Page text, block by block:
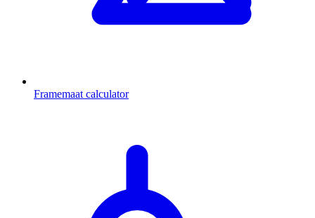
Framemaat calculator